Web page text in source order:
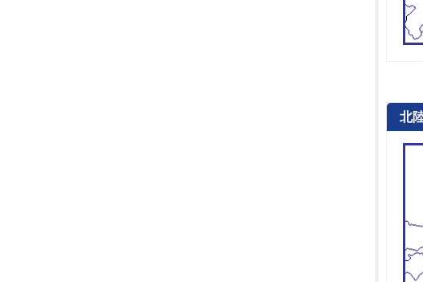
北